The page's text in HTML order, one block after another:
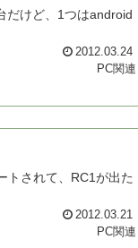
だけど、1つはandroid
2012.03.24
PC関連
トされて、RC1が出た
2012.03.21
PC関連